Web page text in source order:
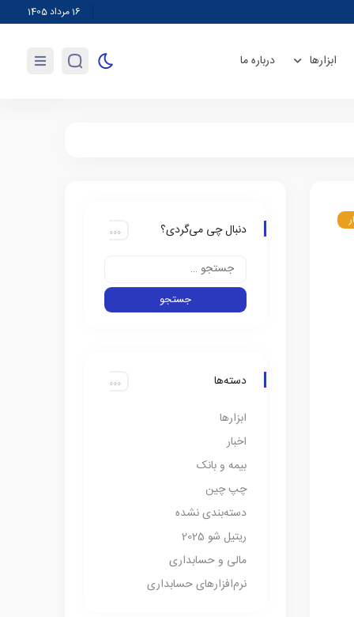
16 مرداد 1405
ابزارها درباره ما
دنبال چی می‌گردی؟
دسته‌ها
ابزارها
اخبار
بیمه و بانک
چپ چین
دسته‌بندی نشده
ریتیل شو 2025
مالی و حسابداری
نرم‌افزارهای حسابداری